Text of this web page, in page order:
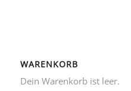
WARENKORB
Dein Warenkorb ist leer.